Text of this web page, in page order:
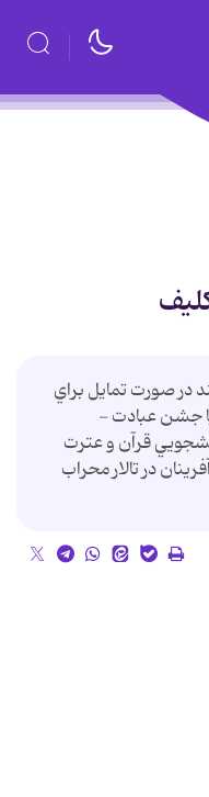
در صورت تمايل براي
جشن عبادت -
قرآن و عترت
در تالار محراب